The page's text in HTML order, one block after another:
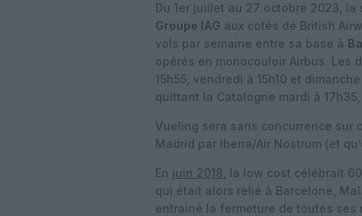
Du 1er juillet au 27 octobre 2023,
Groupe IAG aux cotés de British
vols par semaine entre sa base à
opérés en monocouloir Airbus. Les
15h55, vendredi à 15h10 et
quittant la Catalogne mardi à
Vueling sera sans concurrence sur
Madrid par Iberia/Air Nostrum (et
En juin 2018 , la low cost célébrait
qui était alors relié à Barcelone,
entrainé la fermeture de toutes ses